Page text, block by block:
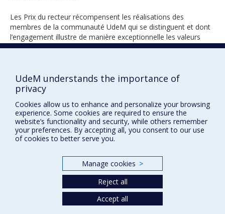
Les Prix du recteur récompensent les réalisations des
membres de la communauté UdeM qui se distinguent et dont
l’engagement illustre de manière exceptionnelle les valeurs
universitaires.
UdeM understands the importance of
privacy
Cookies allow us to enhance and personalize your browsing
experience. Some cookies are required to ensure the
website’s functionality and security, while others remember
your preferences. By accepting all, you consent to our use
of cookies to better serve you.
Manage cookies >
Reject all
Accept all